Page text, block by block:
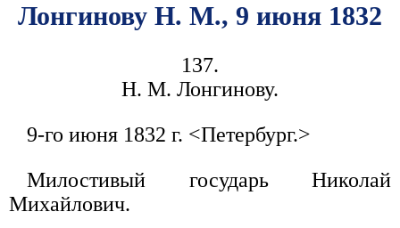
Лонгинову Н. М., 9 июня 1832
137.
Н. М. Лонгинову.
9-го июня 1832 г. <Петербург.>
Милостивый государь Николай
Михайлович.